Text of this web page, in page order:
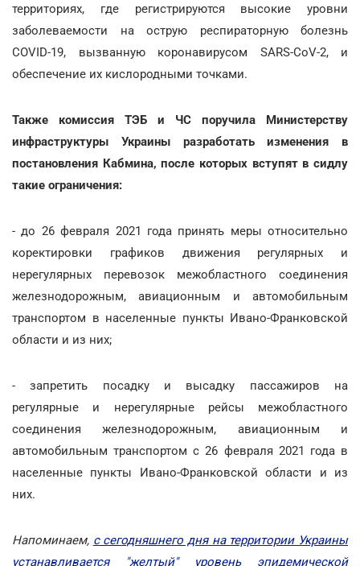
территориях, где регистрируются высокие уровни
заболеваемости на острую респираторную болезнь
COVID-19, вызванную коронавирусом SARS-CoV-2, и
обеспечение их кислородными точками.
Также комиссия ТЭБ и ЧС поручила Министерству
инфраструктуры Украины разработать изменения в
постановления Кабмина, после которых вступят в сидлу
такие ограничения:
- до 26 февраля 2021 года принять меры относительно
коректировки графиков движения регулярных и
нерегулярных перевозок межобластного соединения
железнодорожным, авиационным и автомобильным
транспортом в населенные пункты Ивано-Франковской
области и из них;
- запретить посадку и высадку пассажиров на
регулярные и нерегулярные рейсы межобластного
соединения железнодорожным, авиационным и
автомобильным транспортом с 26 февраля 2021 года в
населенные пункты Ивано-Франковской области и из
них.
Напоминаем, с сегодняшнего дня на территории Украины
устанавливается "желтый" уровень эпидемической